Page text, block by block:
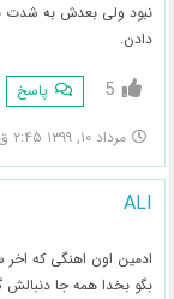
نبود ولی بعدش به شدت
دادن.
5 پاسخ
مرداد ۱۰, ۱۳۹۹ ۲:۴۵ ق.ظ
ALI
ادمین اون اهنگی که
بگو بخدا همه جا